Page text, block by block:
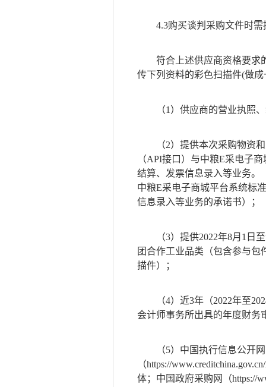
4.3购买谈判采购文件时
符合上述供应商资格要求
传下列资料的彩色扫描件(做成
（1）供应商的营业执照
（2）提供本次采购物资
（API接口）与中粮E采电子
结算、发票信息录入等业务。
中粮E采电子商城平台系统标
信息录入等业务的承诺书）；
（3）提供2022年8月1日至
团合作工业品类（包含参与
描件）；
（4）近3年（2022年至
会计师事务所出具的年度财务
（5）中国执行信息公开
（https://
体；中国政府采购网（https://